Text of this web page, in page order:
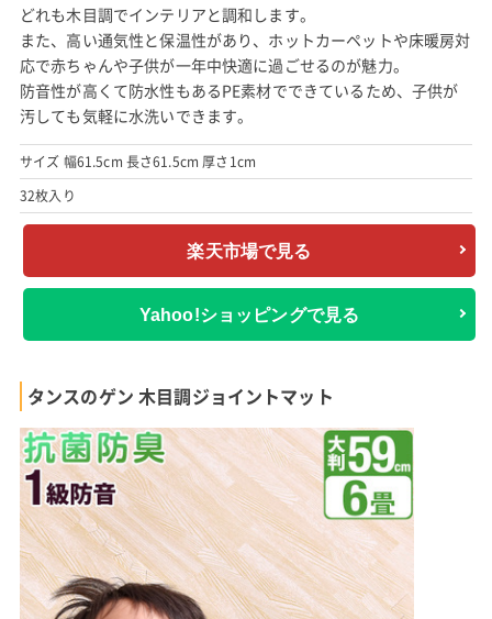
どれも木目調でインテリアと調和します。
また、高い通気性と保温性があり、ホットカーペットや床暖房対
応で赤ちゃんや子供が一年中快適に過ごせるのが魅力。
防音性が高くて防水性もあるPE素材でできているため、子供が
汚しても気軽に水洗いできます。
サイズ 幅61.5cm 長さ61.5cm 厚さ1cm
32枚入り
楽天市場で見る
Yahoo!ショッピングで見る
タンスのゲン 木目調ジョイントマット